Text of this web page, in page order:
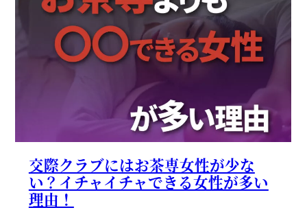
交際クラブにはお茶専女性が少な
い？イチャイチャできる女性が多い
理由！